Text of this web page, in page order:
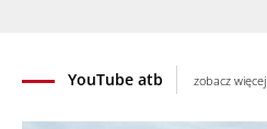
YouTube atb zobacz więcej